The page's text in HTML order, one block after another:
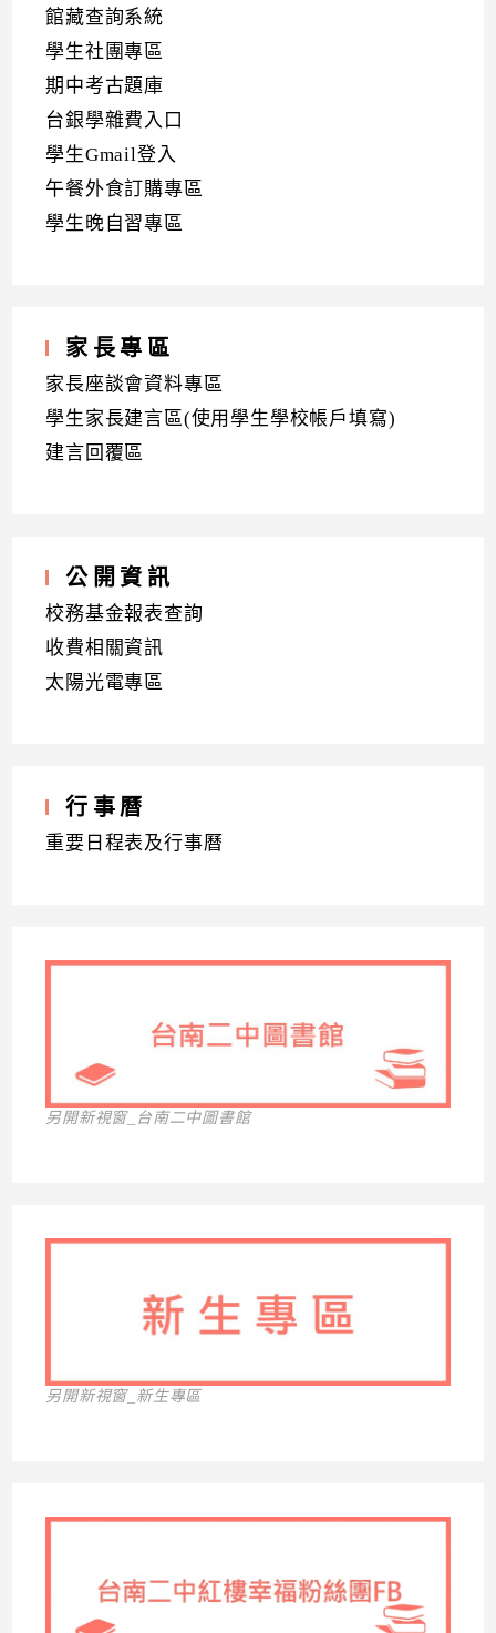
館藏查詢系統
學生社團專區
期中考古題庫
台銀學雜費入口
學生Gmail登入
午餐外食訂購專區
學生晚自習專區
家長專區
家長座談會資料專區
學生家長建言區(使用學生學校帳戶填寫)
建言回覆區
公開資訊
校務基金報表查詢
收費相關資訊
太陽光電專區
行事曆
重要日程表及行事曆
另開新視窗_台南二中圖書館
另開新視窗_新生專區